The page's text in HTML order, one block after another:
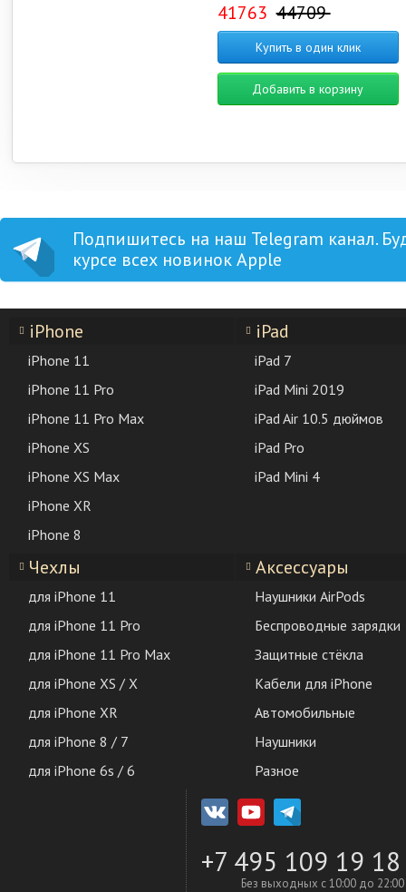
41763 44709
Купить в один клик
Добавить в корзину
Подпишитесь на наш Telegram канал.
курсе всех новинок Apple
iPhone
iPhone 11
iPhone 11 Pro
iPhone 11 Pro Max
iPhone XS
iPhone XS Max
iPhone XR
iPhone 8
iPad
iPad 7
iPad Mini 2019
iPad Air 10.5 дюймов
iPad Pro
iPad Mini 4
Чехлы
для iPhone 11
для iPhone 11 Pro
для iPhone 11 Pro Max
для iPhone XS / X
для iPhone XR
для iPhone 8 / 7
для iPhone 6s / 6
Аксессуары
Наушники AirPods
Беспроводные зарядки
Защитные стёкла
Кабели для iPhone
Автомобильные
Наушники
Разное
+7 495 109 19 18
Без выходных с 10:00 до 22:00